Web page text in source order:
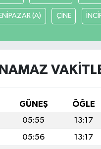
(A) ÇİNE
GÜNEŞ ÖĞLE
05:55 13:17
05:56 13:17